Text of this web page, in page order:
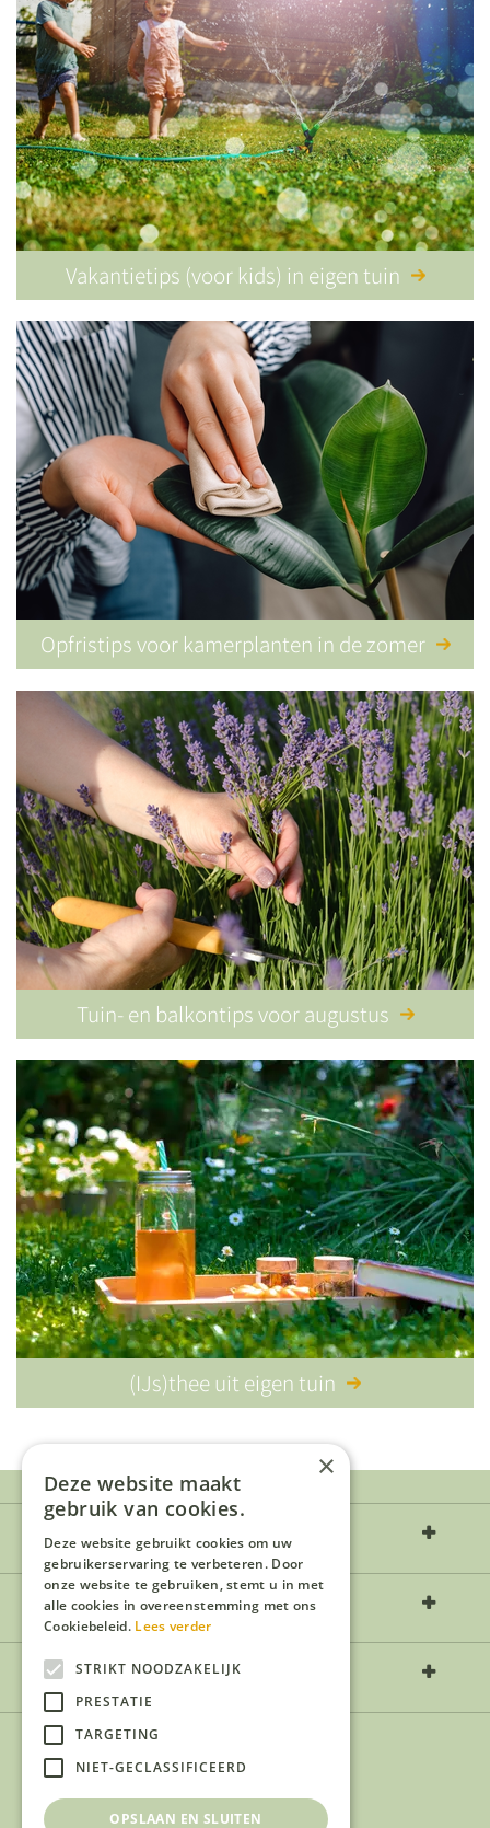
Vakantietips (voor kids) in eigen tuin
Opfristips voor kamerplanten in de zomer
Tuin- en balkontips voor augustus
(IJs)thee uit eigen tuin
Over ons
Openingstijden
Contact
×
Deze website maakt
gebruik van cookies.
Deze website gebruikt cookies om uw
gebruikerservaring te verbeteren. Door
onze website te gebruiken, stemt u in met
alle cookies in overeenstemming met ons
Cookiebeleid. Lees verder
STRIKT NOODZAKELIJK
PRESTATIE
TARGETING
NIET-GECLASSIFICEERD
OPSLAAN EN SLUITEN